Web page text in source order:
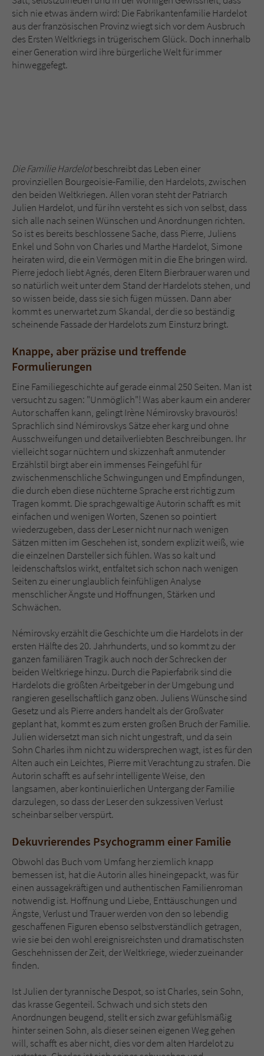
sich nie etwas ändern wird: Die Fabrikantenfamilie Hardelot
aus der französischen Provinz wiegt sich vor dem Ausbruch
des Ersten Weltkriegs in trügerischem Glück. Doch innerhalb
einer Generation wird ihre bürgerliche Welt für immer
hinweggefegt.
Die Familie Hardelotbeschreibt das Leben einer
provinziellen Bourgeoisie-Familie, den Hardelots, zwischen
den beiden Weltkriegen. Allen voran steht der Patriarch
Julien Hardelot, und für ihn versteht es sich von selbst, dass
sich alle nach seinen Wünschen und Anordnungen richten.
So ist es bereits beschlossene Sache, dass Pierre, Juliens
Enkel und Sohn von Charles und Marthe Hardelot, Simone
heiraten wird, die ein Vermögen mit in die Ehe bringen wird.
Pierre jedoch liebt Agnés, deren Eltern Bierbrauer waren und
so natürlich weit unter dem Stand der Hardelots stehen, und
so wissen beide, dass sie sich fügen müssen. Dann aber
kommt es unerwartet zum Skandal, der die so beständig
scheinende Fassade der Hardelots zum Einsturz bringt.
Knappe, aber präzise und treffende
Formulierungen
Eine Familiegeschichte auf gerade einmal 250 Seiten. Man ist
versucht zu sagen: "Unmöglich"! Was aber kaum ein anderer
Autor schaffen kann, gelingt Irène Némirovsky bravourös!
Sprachlich sind Némirovskys Sätze eher karg und ohne
Ausschweifungen und detailverliebten Beschreibungen. Ihr
vielleicht sogar nüchtern und skizzenhaft anmutender
Erzählstil birgt aber ein immenses Feingefühl für
zwischenmenschliche Schwingungen und Empfindungen,
die durch eben diese nüchterne Sprache erst richtig zum
Tragen kommt. Die sprachgewaltige Autorin schafft es mit
einfachen und wenigen Worten, Szenen so pointiert
wiederzugeben, dass der Leser nicht nur nach wenigen
Sätzen mitten im Geschehen ist, sondern explizit weiß, wie
die einzelnen Darsteller sich fühlen. Was so kalt und
leidenschaftslos wirkt, entfaltet sich schon nach wenigen
Seiten zu einer unglaublich feinfühligen Analyse
menschlicher Ängste und Hoffnungen, Stärken und
Schwächen.
Némirovsky erzählt die Geschichte um die Hardelots in der
ersten Hälfte des 20. Jahrhunderts, und so kommt zu der
ganzen familiären Tragik auch noch der Schrecken der
beiden Weltkriege hinzu. Durch die Papierfabrik sind die
Hardelots die größten Arbeitgeber in der Umgebung und
rangieren gesellschaftlich ganz oben. Juliens Wünsche sind
Gesetz und als Pierre anders handelt als der Großvater
geplant hat, kommt es zum ersten großen Bruch der Familie.
Julien widersetzt man sich nicht ungestraft, und da sein
Sohn Charles ihm nicht zu widersprechen wagt, ist es für den
Alten auch ein Leichtes, Pierre mit Verachtung zu strafen. Die
Autorin schafft es auf sehr intelligente Weise, den
langsamen, aber kontinuierlichen Untergang der Familie
darzulegen, so dass der Leser den sukzessiven Verlust
scheinbar selber verspürt.
Dekuvrierendes Psychogramm einer Familie
Obwohl das Buch vom Umfang her ziemlich knapp
bemessen ist, hat die Autorin alles hineingepackt, was für
einen aussagekräftigen und authentischen Familienroman
notwendig ist. Hoffnung und Liebe, Enttäuschungen und
Ängste, Verlust und Trauer werden von den so lebendig
geschaffenen Figuren ebenso selbstverständlich getragen,
wie sie bei den wohl ereignisreichsten und dramatischsten
Geschehnissen der Zeit, der Weltkriege, wieder zueinander
finden.
Ist Julien der tyrannische Despot, so ist Charles, sein Sohn,
das krasse Gegenteil. Schwach und sich stets den
Anordnungen beugend, stellt er sich zwar gefühlsmäßig
hinter seinen Sohn, als dieser seinen eigenen Weg gehen
will, schafft es aber nicht, dies vor dem alten Hardelot zu
Sicherheitscode des Kontaktformulars zu
überprüfen.